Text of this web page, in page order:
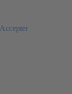
Accepter